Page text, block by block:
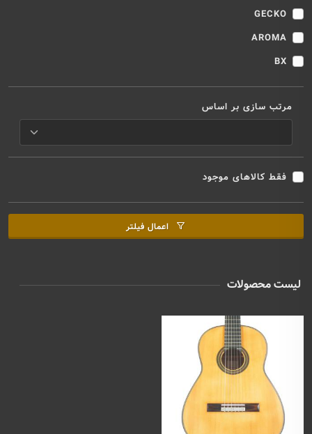
GECKO
AROMA
BX
مرتب سازی بر اساس
فقط کالاهای موجود
اعمال فیلتر
لیست محصولات